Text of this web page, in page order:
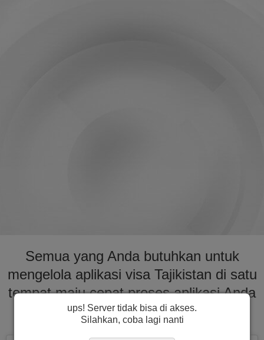
Semua yang Anda butuhkan untuk
mengelola aplikasi visa Tajikistan di satu
tempat maju cepat proses aplikasi Anda
untuk visa ke Tajikistan
ups! Server tidak bisa di akses.
Silahkan, coba lagi nanti